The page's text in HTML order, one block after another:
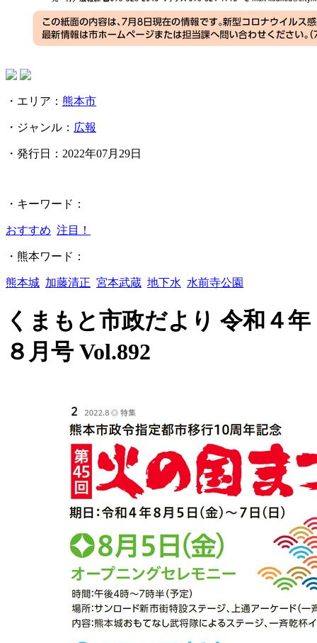
・エリア： 熊本市
・ジャンル： 広報
・発行日： 2022年07月29日
・キーワード：
おすすめ 注目！
・熊本ワード：
熊本城 加藤清正 宮本武蔵 地下水 水前寺公園
くまもと市政だより 令和４年
８月号 Vol.892